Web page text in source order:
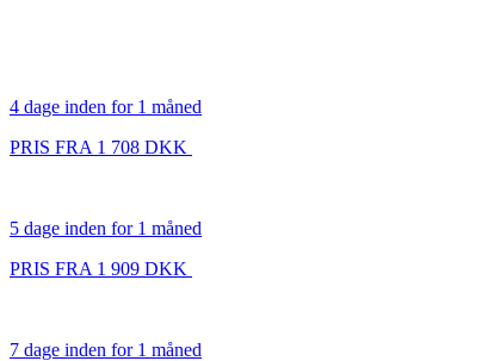
4 dage inden for 1 måned
PRIS FRA 1 708 DKK
5 dage inden for 1 måned
PRIS FRA 1 909 DKK
7 dage inden for 1 måned